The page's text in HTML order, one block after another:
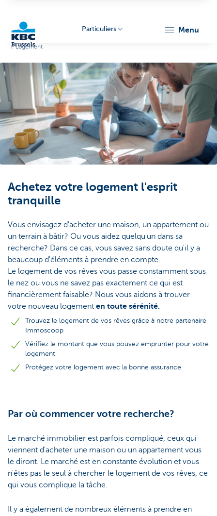
Brussels
Particuliers menu
Logement
Achetez votre logement l'esprit
tranquille
Vous envisagez d'acheter une maison, un appartement ou
un terrain à bâtir? Ou vous aidez quelqu'un dans sa
recherche? Dans ce cas, vous savez sans doute qu'il y a
beaucoup d'éléments à prendre en compte.
Le logement de vos rêves vous passe constamment sous
le nez ou vous ne savez pas exactement ce qui est
financièrement faisable? Nous vous aidons à trouver
votre nouveau logement en toute sérénité.
Trouvez le logement de vos rêves grâce à notre partenaire
Immoscoop
Vérifiez le montant que vous pouvez emprunter pour votre
logement
Protégez votre logement avec la bonne assurance
Par où commencer votre recherche?
Le marché immobilier est parfois compliqué, ceux qui
viennent d'acheter une maison ou un appartement vous
le diront. Le marché est en constante évolution et vous
n'êtes pas le seul à chercher le logement de vos rêves, ce
qui vous complique la tâche.
Il y a également de nombreux éléments à prendre en